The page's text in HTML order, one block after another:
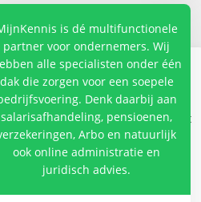
en privacy
om de website te verbeteren.
die de website op een apparaat
op een computer,
toestaan te klikken, gaat u
is dé multifunctionele
partner voor ondernemers. Wij
alle specialisten onder één
dak die zorgen voor een soepele
Denk daarbij aan
salarisafhandeling, pensioenen,
Arbo en natuurlijk
ook online administratie en
juridisch advies.